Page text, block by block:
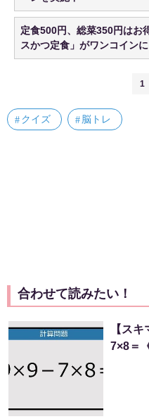
定食500円、総菜350円はお
スかつ定食」がワンコインに
1
クイズ 脳トレ
合わせて読みたい！
【ス
7×8＝